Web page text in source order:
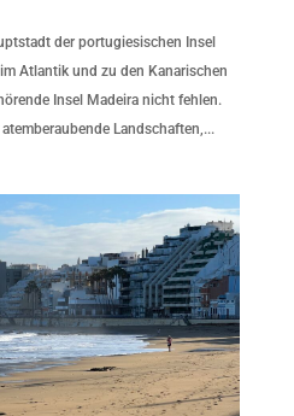
der portugiesischen Insel
Atlantik und zu den Kanarischen
Insel Madeira nicht fehlen.
Landschaften,...